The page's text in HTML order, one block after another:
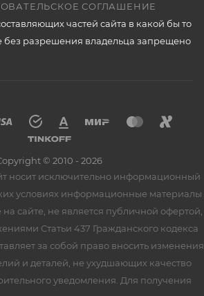
СОГЛАШЕНИЕ
частей сайта в какой бы то
разрешения владельца запрещено
© 2010 - 2026
носит исключительно информационный
условиях информационные материалы
сайте, не является публичной офертой,
Статьи 437 Гражданского кодекса
за собой право вносить изменения
и деталей, не ухудшающих качество
уведомления. Для получения